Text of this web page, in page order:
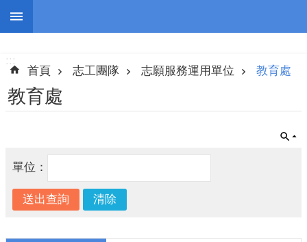
跳到主要內容區塊
搜
識
我
:::
首頁 志工團隊 志願服務運用單位 教育處
教育處
單位：